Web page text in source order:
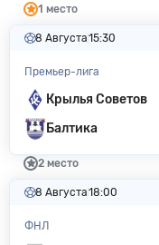
1 место
8 Августа15:30
Премьер-лига
Крылья Советов
Балтика
2 место
8 Августа18:00
ФНЛ